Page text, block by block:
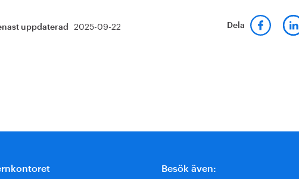
uppdaterad 2025-09-22 Dela
Besök även: